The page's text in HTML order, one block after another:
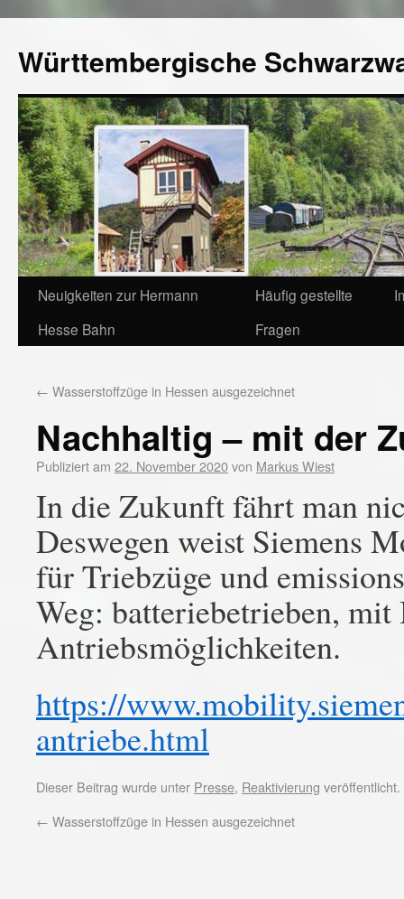
Württembergische
Neuigkeiten zur Hermann
Hesse Bahn
Häufig gestellte
Fragen
← Wasserstoffzüge in Hessen ausgezeichnet
Nachhaltig – mit der
Publiziert am 22. November 2020von Markus Wiest
In die Zukunft fährt man
Deswegen weist Siemens
für Triebzüge und
Weg: batteriebetrieben,
Antriebsmöglichkeiten.
https://
antriebe.html
Dieser Beitrag wurde unter Presse, Reaktivierung
← Wasserstoffzüge in Hessen ausgezeichnet